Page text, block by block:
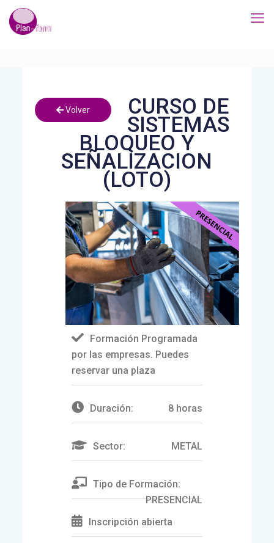
Volver CURSO DE
SISTEMAS
BLOQUEO Y
SEÑALIZACION
(LOTO)
Formación Programada
por las empresas. Puedes
reservar una plaza
Duración: 8 horas
Sector: METAL
Tipo de Formación:
PRESENCIAL
Inscripción abierta